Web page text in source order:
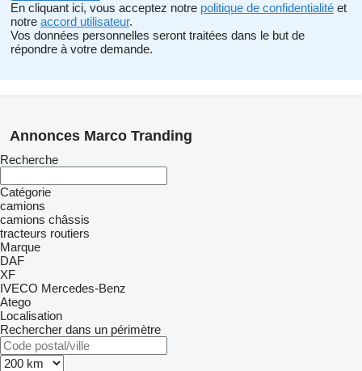
En cliquant ici, vous acceptez notre politique de confidentialité et
notre accord utilisateur.
Vos données personnelles seront traitées dans le but de
répondre à votre demande.
Annonces Marco Tranding
Recherche
Catégorie
camions
camions châssis
tracteurs routiers
Marque
DAF
XF
IVECO Mercedes-Benz
Atego
Localisation
Rechercher dans un périmètre